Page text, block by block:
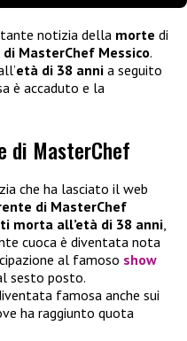
notizia della morte di
MasterChef Messico.
età di 38 anni a seguito
è accaduto e la
di MasterChef
che ha lasciato il web
di MasterChef
morta all’età di 38 anni,
cuoca è diventata nota
al famoso show
sesto posto.
famosa anche sui
ha raggiunto quota